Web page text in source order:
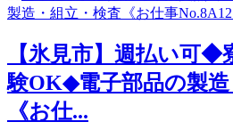
【氷見市】週払い可◆
験OK◆電子部品の製
《お仕...